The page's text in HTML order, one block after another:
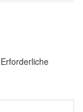
Erforderliche